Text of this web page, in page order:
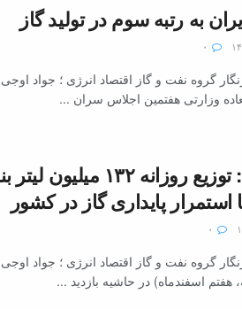
به رتبه سوم در تولید گاز
گروه نفت و گاز اقتصاد انرژی ؛ جواد
وزارتی هفتمین اجلاس سران ...
وزیر نفت: توزیع روزانه ۱۳۲
استمرار پایداری گاز در کشور
گروه نفت و گاز اقتصاد انرژی ؛ جواد
هفتم اسفندماه) در حاشیه بازدید ...